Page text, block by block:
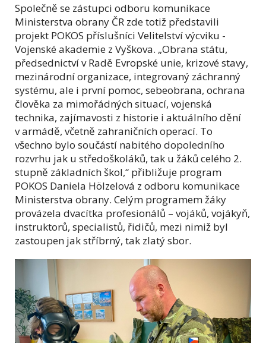
Společně se zástupci odboru komunikace
Ministerstva obrany ČR zde totiž představili
projekt POKOS příslušníci Velitelství výcviku -
Vojenské akademie z Vyškova. „Obrana státu,
předsednictví v Radě Evropské unie, krizové stavy,
mezinárodní organizace, integrovaný záchranný
systému, ale i první pomoc, sebeobrana, ochrana
člověka za mimořádných situací, vojenská
technika, zajímavosti z historie i aktuálního dění
v armádě, včetně zahraničních operací. To
všechno bylo součástí nabitého dopoledního
rozvrhu jak u středoškoláků, tak u žáků celého 2.
stupně základních škol,“ přibližuje program
POKOS Daniela Hölzelová z odboru komunikace
Ministerstva obrany. Celým programem žáky
provázela dvacítka profesionálů – vojáků, vojákyň,
instruktorů, specialistů, řidičů, mezi nimiž byl
zastoupen jak stříbrný, tak zlatý sbor.